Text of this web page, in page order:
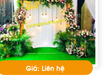
Giá: Liên hệ